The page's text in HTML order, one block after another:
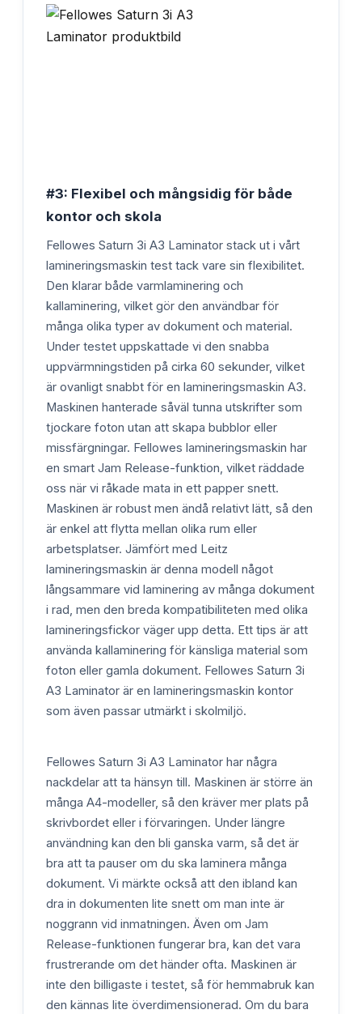
#3: Flexibel och mångsidig för både
kontor och skola
Fellowes Saturn 3i A3 Laminator stack ut i vårt
lamineringsmaskin test tack vare sin flexibilitet.
Den klarar både varmlaminering och
kallaminering, vilket gör den användbar för
många olika typer av dokument och material.
Under testet uppskattade vi den snabba
uppvärmningstiden på cirka 60 sekunder, vilket
är ovanligt snabbt för en lamineringsmaskin A3.
Maskinen hanterade såväl tunna utskrifter som
tjockare foton utan att skapa bubblor eller
missfärgningar. Fellowes lamineringsmaskin har
en smart Jam Release-funktion, vilket räddade
oss när vi råkade mata in ett papper snett.
Maskinen är robust men ändå relativt lätt, så den
är enkel att flytta mellan olika rum eller
arbetsplatser. Jämfört med Leitz
lamineringsmaskin är denna modell något
långsammare vid laminering av många dokument
i rad, men den breda kompatibiliteten med olika
lamineringsfickor väger upp detta. Ett tips är att
använda kallaminering för känsliga material som
foton eller gamla dokument. Fellowes Saturn 3i
A3 Laminator är en lamineringsmaskin kontor
som även passar utmärkt i skolmiljö.
Fellowes Saturn 3i A3 Laminator har några
nackdelar att ta hänsyn till. Maskinen är större än
många A4-modeller, så den kräver mer plats på
skrivbordet eller i förvaringen. Under längre
användning kan den bli ganska varm, så det är
bra att ta pauser om du ska laminera många
dokument. Vi märkte också att den ibland kan
dra in dokumenten lite snett om man inte är
noggrann vid inmatningen. Även om Jam
Release-funktionen fungerar bra, kan det vara
frustrerande om det händer ofta. Maskinen är
inte den billigaste i testet, så för hemmabruk kan
den kännas lite överdimensionerad. Om du bara